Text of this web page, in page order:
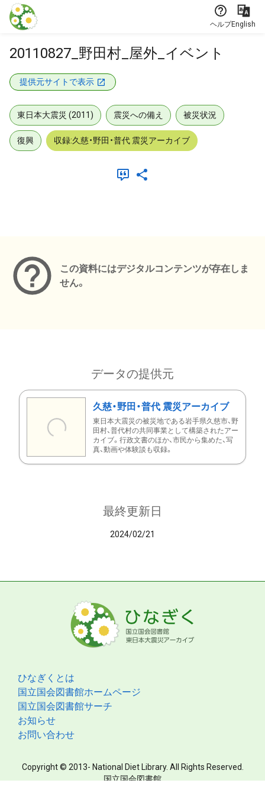
本文に飛ぶ
ヘルプEnglish
20110827_野田村_屋外_イベント
提供元サイトで表示
東日本大震災 (2011) 震災への備え 被災状況
復興 収録:久慈・野田・普代 震災アーカイブ
この資料にはデジタルコンテンツが存在しま
せん。
データの提供元
久慈・野田・普代 震災アーカイブ
東日本大震災の被災地である岩手県久慈市、野
田村、普代村の共同事業として構築されたアー
カイブ。行政文書のほか、市民から集めた、写
真、動画や体験談も収録。
最終更新日
2024/02/21
ひなぎくとは
国立国会図書館ホームページ
国立国会図書館サーチ
お知らせ
お問い合わせ
Copyright © 2013- National Diet Library. All Rights Reserved.